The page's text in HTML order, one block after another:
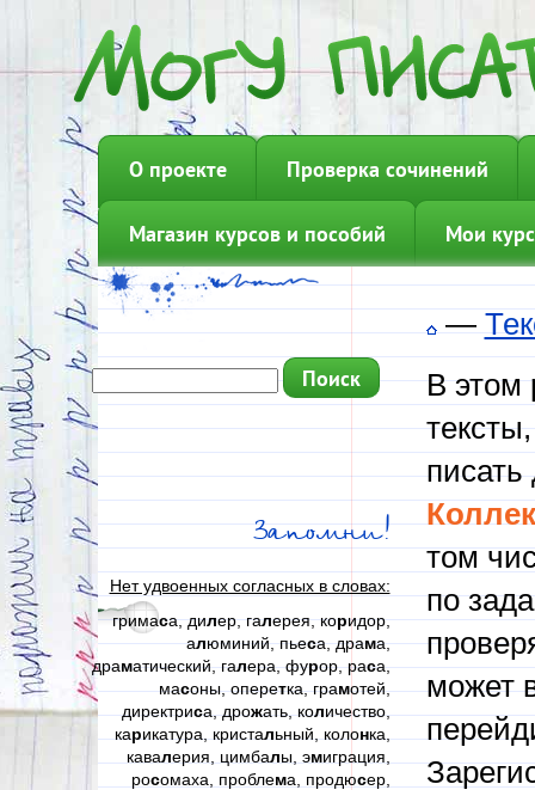
О проекте Проверка сочинений
Магазин курсов и пособий Мои
Запомни!
Нет удвоенных согласных в словах:
гримаса, дилер, галерея, коридор,
алюминий, пьеса, драма,
драматический, галера, фурор, раса,
масоны, оперетка, грамотей,
директриса, дрожать, количество,
карикатура, кристальный, колонка,
кавалерия, цимбалы, эмиграция,
росомаха, проблема, продюсер,
—
В этом
писать
том
по
может